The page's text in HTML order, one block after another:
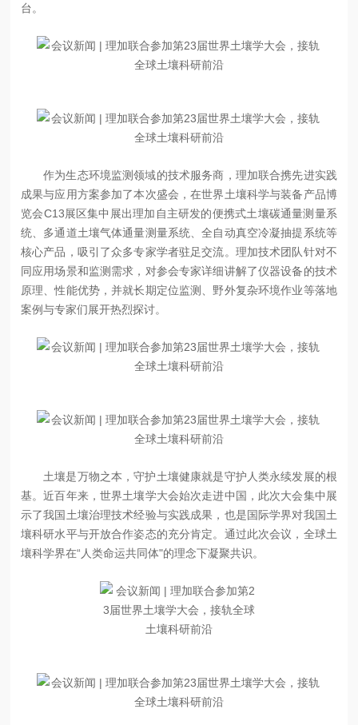
台。
作为生态环境监测领域的技术服务商，理加联合携先进实践
成果与应用方案参加了本次盛会，在世界土壤科学与装备产品博
览会C13展区集中展出理加自主研发的便携式土壤碳通量测量系
统、多通道土壤气体通量测量系统、全自动真空冷凝抽提系统等
核心产品，吸引了众多专家学者驻足交流。理加技术团队针对不
同应用场景和监测需求，对参会专家详细讲解了仪器设备的技术
原理、性能优势，并就长期定位监测、野外复杂环境作业等落地
案例与专家们展开热烈探讨。
土壤是万物之本，守护土壤健康就是守护人类永续发展的根
基。近百年来，世界土壤学大会始次走进中国，此次大会集中展
示了我国土壤治理技术经验与实践成果，也是国际学界对我国土
壤科研水平与开放合作姿态的充分肯定。通过此次会议，全球土
壤科学界在“人类命运共同体"的理念下凝聚共识。